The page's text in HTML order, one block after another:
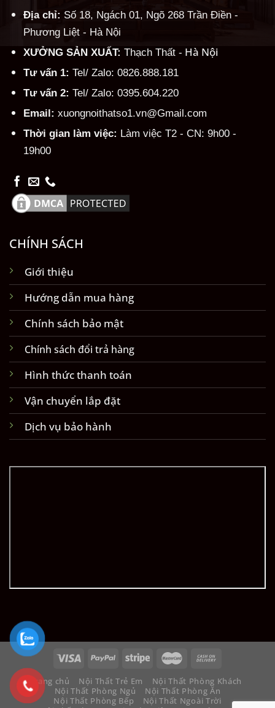
Địa chỉ: Số 18, Ngách 01, Ngõ 268 Trần Điền -
Phương Liệt - Hà Nội
XƯỞNG SẢN XUẤT: Thạch Thất - Hà Nội
Tư vấn 1: Tel/ Zalo: 0826.888.181
Tư vấn 2: Tel/ Zalo: 0395.604.220
Email: xuongnoithatso1.vn@Gmail.com
Thời gian làm việc: Làm việc T2 - CN: 9h00 -
19h00
CHÍNH SÁCH
Giới thiệu
Hướng dẫn mua hàng
Chính sách bảo mật
Chính sách đổi trả hàng
Hình thức thanh toán
Vận chuyển lắp đặt
Dịch vụ bảo hành
Trang chủ Nội Thất Trẻ Em
Nội Thất Phòng Khách
Nội Thất Phòng Ngủ
Nội Thất Phòng Ăn
Nội Thất Phòng Bếp
Nội Thất Ngoài Trời